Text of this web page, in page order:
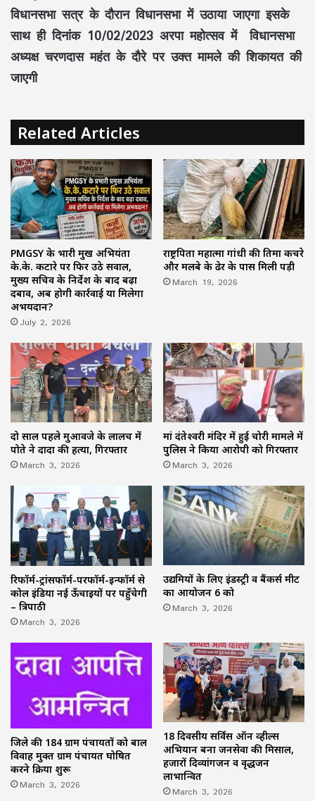
विधानसभा सत्र के दौरान विधानसभा में उठाया जाएगा इसके
साथ ही दिनांक 10/02/2023 अरपा महोत्सव में विधानसभा
अध्यक्ष चरणदास महंत के दौरे पर उक्त मामले की शिकायत की
जाएगी
Related Articles
PMGSY के प्रभारी प्रमुख अभियंता
के.के. कटारे पर फिर उठे सवाल,
मुख्य सचिव के निर्देश के बाद बढ़ा
दबाव, अब होगी कार्रवाई या मिलेगा
अभयदान?
July 2, 2026
राष्ट्रपिता महात्मा गांधी की प्रतिमा कचरे
और मलबे के ढेर के पास मिली पड़ी
March 19, 2026
दो साल पहले मुआवजे के लालच में
पोते ने दादा की हत्या, गिरफ्तार
March 3, 2026
मां दंतेश्वरी मंदिर में हुई चोरी मामले में
पुलिस ने किया आरोपी को गिरफ्तार
March 3, 2026
रिफॉर्म-ट्रांसफॉर्म-परफॉर्म-इन्फॉर्म से
कोल इंडिया नई ऊँचाइयों पर पहुँचेगी
– त्रिपाठी
March 3, 2026
उद्यमियों के लिए इंडस्ट्री व बैंकर्स मीट
का आयोजन 6 को
March 3, 2026
जिले की 184 ग्राम पंचायतों को बाल
विवाह मुक्त ग्राम पंचायत घोषित
करने प्रक्रिया शुरू
March 3, 2026
18 दिवसीय सर्विस ऑन व्हील्स
अभियान बना जनसेवा की मिसाल,
हजारों दिव्यांगजन व वृद्धजन
लाभान्वित
March 3, 2026